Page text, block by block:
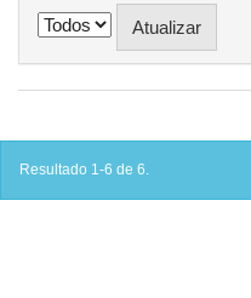
Resultado 1-6 de 6.